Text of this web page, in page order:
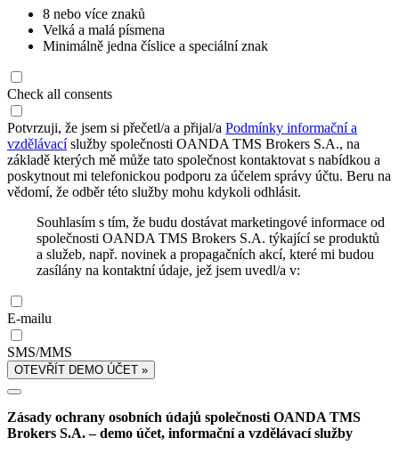
8 nebo více znaků
Velká a malá písmena
Minimálně jedna číslice a speciální znak
Check all consents
Potvrzuji, že jsem si přečetl/a a přijal/a Podmínky informační a
vzdělávacíslužby společnosti OANDA TMS Brokers S.A., na
základě kterých mě může tato společnost kontaktovat s nabídkou a
poskytnout mi telefonickou podporu za účelem správy účtu. Beru na
vědomí, že odběr této služby mohu kdykoli odhlásit.
Souhlasím s tím, že budu dostávat marketingové informace od
společnosti OANDA TMS Brokers S.A. týkající se produktů
a služeb, např. novinek a propagačních akcí, které mi budou
zasílány na kontaktní údaje, jež jsem uvedl/a v:
E-mailu
SMS/MMS
OTEVŘÍT DEMO ÚČET »
Zásady ochrany osobních údajů společnosti OANDA TMS
Brokers S.A. – demo účet, informační a vzdělávací služby